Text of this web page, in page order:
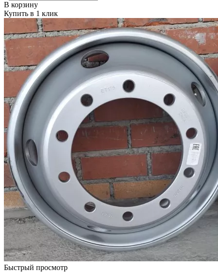
В корзину
Купить в 1 клик
Быстрый просмотр